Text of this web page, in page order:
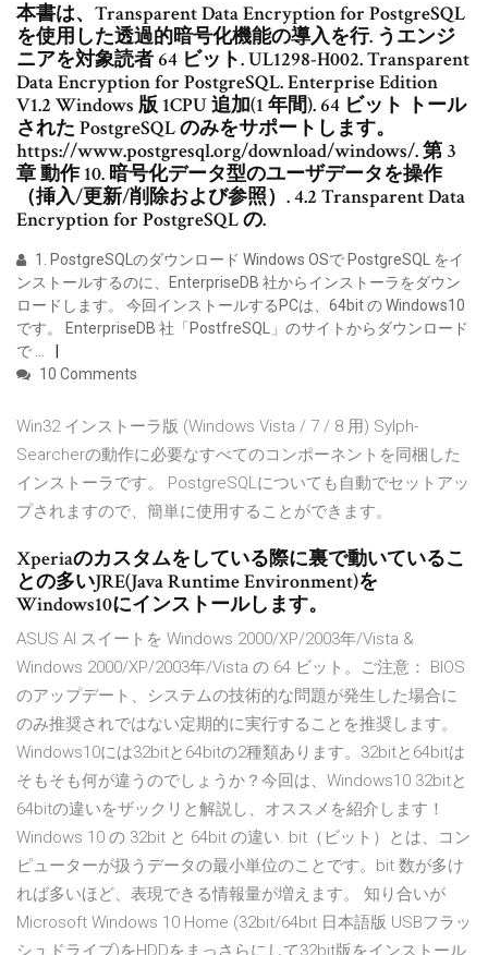
本書は、Transparent Data Encryption for PostgreSQL
を使用した透過的暗号化機能の導入を行. うエンジ
ニアを対象読者 64 ビット. UL1298-H002. Transparent
Data Encryption for PostgreSQL. Enterprise Edition
V1.2 Windows 版 1CPU 追加(1 年間). 64 ビット トール
された PostgreSQL のみをサポートします。
https://www.postgresql.org/download/windows/. 第 3
章 動作 10. 暗号化データ型のユーザデータを操作
（挿入/更新/削除および参照）. 4.2 Transparent Data
Encryption for PostgreSQL の.
1. PostgreSQLのダウンロード Windows OSで PostgreSQL をイ
ンストールするのに、EnterpriseDB 社からインストーラをダウン
ロードします。 今回インストールするPCは、64bit の Windows10
です。 EnterpriseDB 社「PostfreSQL」のサイトからダウンロード
で …
10 Comments
Win32 インストーラ版 (Windows Vista / 7 / 8 用) Sylph-
Searcherの動作に必要なすべてのコンポーネントを同梱した
インストーラです。 PostgreSQLについても自動でセットアッ
プされますので、簡単に使用することができます。
Xperiaのカスタムをしている際に裏で動いているこ
との多いJRE(Java Runtime Environment)を
Windows10にインストールします。
ASUS AI スイートを Windows 2000/XP/2003年/Vista &
Windows 2000/XP/2003年/Vista の 64 ビット。ご注意： BIOS
のアップデート、システムの技術的な問題が発生した場合に
のみ推奨されではない定期的に実行することを推奨します。
Windows10には32bitと64bitの2種類あります。32bitと64bitは
そもそも何が違うのでしょうか？今回は、Windows10 32bitと
64bitの違いをザックリと解説し、オススメを紹介します！
Windows 10 の 32bit と 64bit の違い. bit（ビット）とは、コン
ピューターが扱うデータの最小単位のことです。bit 数が多け
れば多いほど、表現できる情報量が増えます。 知り合いが
Microsoft Windows 10 Home (32bit/64bit 日本語版 USBフラッ